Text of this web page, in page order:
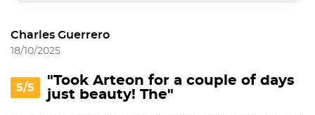
Charles Guerrero
18/10/2025
5/5
"Took Arteon for a couple of days
just beauty! The"